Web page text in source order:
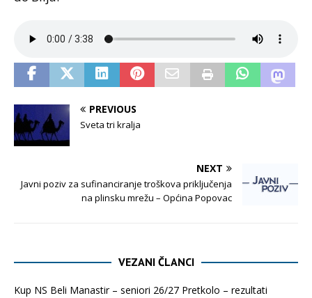
PREVIOUS
Sveta tri kralja
NEXT
Javni poziv za sufinanciranje troškova priključenja
na plinsku mrežu – Općina Popovac
VEZANI ČLANCI
Kup NS Beli Manastir – seniori 26/27 Pretkolo – rezultati